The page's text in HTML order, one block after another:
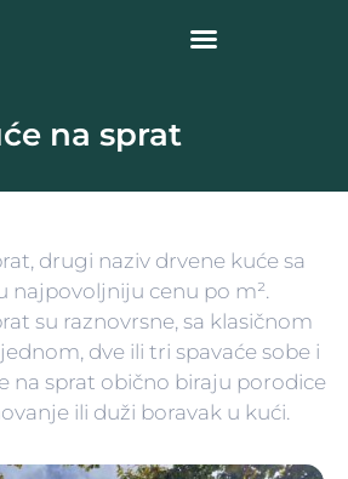
na sprat
drugi naziv drvene kuće sa
najpovoljniju cenu po m².
su raznovrsne, sa klasičnom
dve ili tri spavaće sobe i
na sprat obično biraju porodice
ili duži boravak u kući.